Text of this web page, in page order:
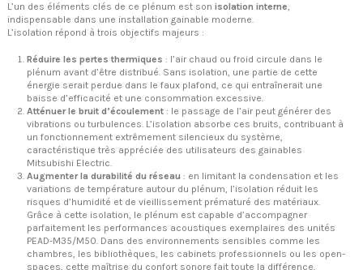
L’un des éléments clés de ce plénum est son isolation interne,
indispensable dans une installation gainable moderne.
L’isolation répond à trois objectifs majeurs :
Réduire les pertes thermiques : l’air chaud ou froid circule dans le
plénum avant d’être distribué. Sans isolation, une partie de cette
énergie serait perdue dans le faux plafond, ce qui entraînerait une
baisse d’efficacité et une consommation excessive.
Atténuer le bruit d’écoulement : le passage de l’air peut générer des
vibrations ou turbulences. L’isolation absorbe ces bruits, contribuant à
un fonctionnement extrêmement silencieux du système,
caractéristique très appréciée des utilisateurs des gainables
Mitsubishi Electric.
Augmenter la durabilité du réseau : en limitant la condensation et les
variations de température autour du plénum, l’isolation réduit les
risques d’humidité et de vieillissement prématuré des matériaux.
Grâce à cette isolation, le plénum est capable d’accompagner
parfaitement les performances acoustiques exemplaires des unités
PEAD-M35/M50. Dans des environnements sensibles comme les
chambres, les bibliothèques, les cabinets professionnels ou les open-
spaces, cette maîtrise du confort sonore fait toute la différence.